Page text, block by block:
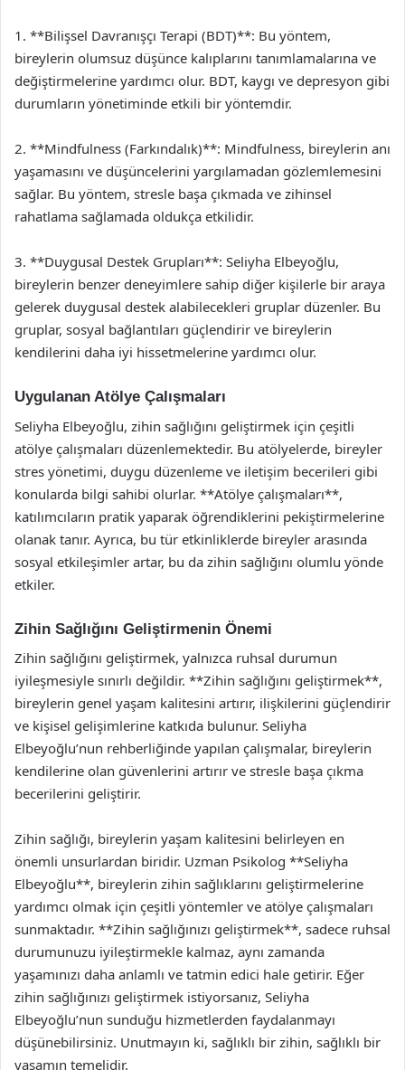
1. **Bilişsel Davranışçı Terapi (BDT)**: Bu yöntem,
bireylerin olumsuz düşünce kalıplarını tanımlamalarına ve
değiştirmelerine yardımcı olur. BDT, kaygı ve depresyon gibi
durumların yönetiminde etkili bir yöntemdir.
2. **Mindfulness (Farkındalık)**: Mindfulness, bireylerin anı
yaşamasını ve düşüncelerini yargılamadan gözlemlemesini
sağlar. Bu yöntem, stresle başa çıkmada ve zihinsel
rahatlama sağlamada oldukça etkilidir.
3. **Duygusal Destek Grupları**: Seliyha Elbeyoğlu,
bireylerin benzer deneyimlere sahip diğer kişilerle bir araya
gelerek duygusal destek alabilecekleri gruplar düzenler. Bu
gruplar, sosyal bağlantıları güçlendirir ve bireylerin
kendilerini daha iyi hissetmelerine yardımcı olur.
Uygulanan Atölye Çalışmaları
Seliyha Elbeyoğlu, zihin sağlığını geliştirmek için çeşitli
atölye çalışmaları düzenlemektedir. Bu atölyelerde, bireyler
stres yönetimi, duygu düzenleme ve iletişim becerileri gibi
konularda bilgi sahibi olurlar. **Atölye çalışmaları**,
katılımcıların pratik yaparak öğrendiklerini pekiştirmelerine
olanak tanır. Ayrıca, bu tür etkinliklerde bireyler arasında
sosyal etkileşimler artar, bu da zihin sağlığını olumlu yönde
etkiler.
Zihin Sağlığını Geliştirmenin Önemi
Zihin sağlığını geliştirmek, yalnızca ruhsal durumun
iyileşmesiyle sınırlı değildir. **Zihin sağlığını geliştirmek**,
bireylerin genel yaşam kalitesini artırır, ilişkilerini güçlendirir
ve kişisel gelişimlerine katkıda bulunur. Seliyha
Elbeyoğlu’nun rehberliğinde yapılan çalışmalar, bireylerin
kendilerine olan güvenlerini artırır ve stresle başa çıkma
becerilerini geliştirir.
Zihin sağlığı, bireylerin yaşam kalitesini belirleyen en
önemli unsurlardan biridir. Uzman Psikolog **Seliyha
Elbeyoğlu**, bireylerin zihin sağlıklarını geliştirmelerine
yardımcı olmak için çeşitli yöntemler ve atölye çalışmaları
sunmaktadır. **Zihin sağlığınızı geliştirmek**, sadece ruhsal
durumunuzu iyileştirmekle kalmaz, aynı zamanda
yaşamınızı daha anlamlı ve tatmin edici hale getirir. Eğer
zihin sağlığınızı geliştirmek istiyorsanız, Seliyha
Elbeyoğlu’nun sunduğu hizmetlerden faydalanmayı
düşünebilirsiniz. Unutmayın ki, sağlıklı bir zihin, sağlıklı bir
yaşamın temelidir.